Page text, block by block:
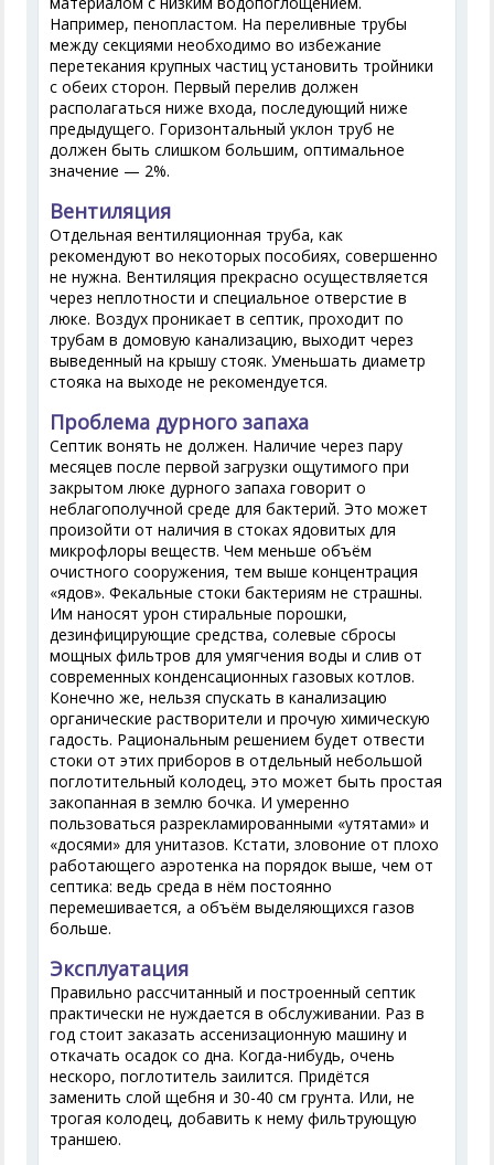
Например, пенопластом. На переливные трубы
между секциями необходимо во избежание
перетекания крупных частиц установить тройники
с обеих сторон. Первый перелив должен
располагаться ниже входа, последующий ниже
предыдущего. Горизонтальный уклон труб не
должен быть слишком большим, оптимальное
значение — 2%.
Вентиляция
Отдельная вентиляционная труба, как
рекомендуют во некоторых пособиях, совершенно
не нужна. Вентиляция прекрасно осуществляется
через неплотности и специальное отверстие в
люке. Воздух проникает в септик, проходит по
трубам в домовую канализацию, выходит через
выведенный на крышу стояк. Уменьшать диаметр
стояка на выходе не рекомендуется.
Проблема дурного запаха
Септик вонять не должен. Наличие через пару
месяцев после первой загрузки ощутимого при
закрытом люке дурного запаха говорит о
неблагополучной среде для бактерий. Это может
произойти от наличия в стоках ядовитых для
микрофлоры веществ. Чем меньше объём
очистного сооружения, тем выше концентрация
«ядов». Фекальные стоки бактериям не страшны.
Им наносят урон стиральные порошки,
дезинфицирующие средства, солевые сбросы
мощных фильтров для умягчения воды и слив от
современных конденсационных газовых котлов.
Конечно же, нельзя спускать в канализацию
органические растворители и прочую химическую
гадость. Рациональным решением будет отвести
стоки от этих приборов в отдельный небольшой
поглотительный колодец, это может быть простая
закопанная в землю бочка. И умеренно
пользоваться разрекламированными «утятами» и
«досями» для унитазов. Кстати, зловоние от плохо
работающего аэротенка на порядок выше, чем от
септика: ведь среда в нём постоянно
перемешивается, а объём выделяющихся газов
больше.
Эксплуатация
Правильно рассчитанный и построенный септик
практически не нуждается в обслуживании. Раз в
год стоит заказать ассенизационную машину и
откачать осадок со дна. Когда-нибудь, очень
нескоро, поглотитель заилится. Придётся
заменить слой щебня и 30-40 см грунта. Или, не
трогая колодец, добавить к нему фильтрующую
траншею.